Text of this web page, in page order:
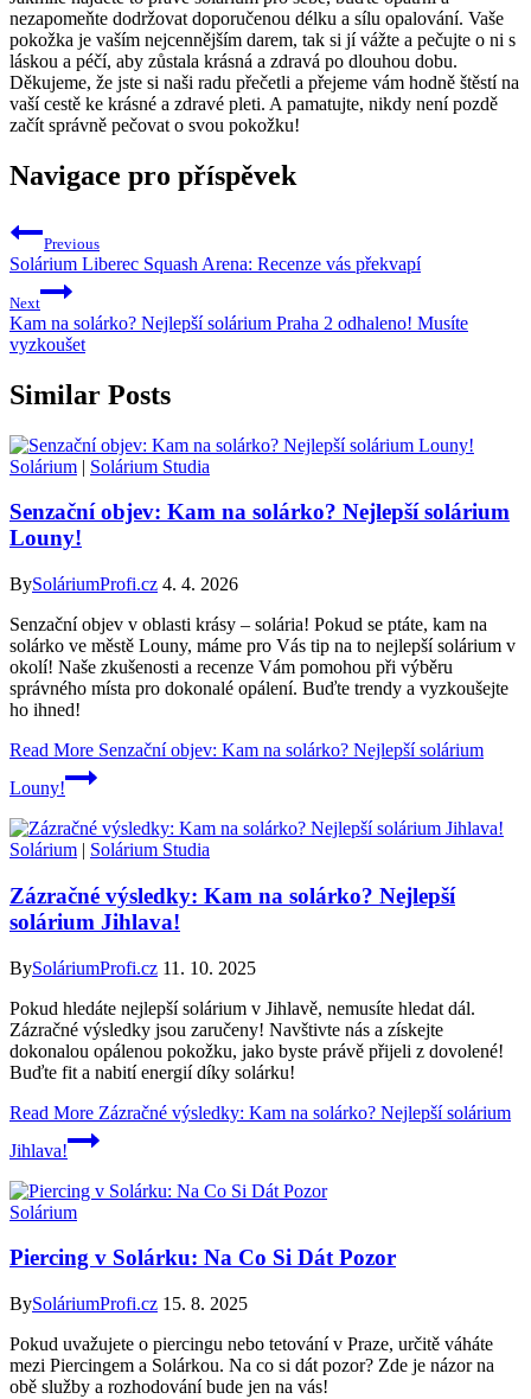
nezapomeňte dodržovat doporučenou délku a sílu opalování. Vaše
pokožka je vaším nejcennějším darem, tak si jí vážte a pečujte o ni s
láskou a péčí, aby zůstala krásná a zdravá po dlouhou dobu.
Děkujeme, že jste si naši radu přečetli a přejeme vám hodně štěstí na
vaší cestě ke krásné a zdravé pleti. A pamatujte, nikdy není pozdě
začít správně pečovat o svou pokožku!
Navigace pro příspěvek
Previous
Solárium Liberec Squash Arena: Recenze vás překvapí
Next
Kam na solárko? Nejlepší solárium Praha 2 odhaleno! Musíte
vyzkoušet
Similar Posts
Solárium | Solárium Studia
Senzační objev: Kam na solárko? Nejlepší solárium
Louny!
BySoláriumProfi.cz 4. 4. 2026
Senzační objev v oblasti krásy – solária! Pokud se ptáte, kam na
solárko ve městě Louny, máme pro Vás tip na to nejlepší solárium v
okolí! Naše zkušenosti a recenze Vám pomohou při výběru
správného místa pro dokonalé opálení. Buďte trendy a vyzkoušejte
ho ihned!
Read More Senzační objev: Kam na solárko? Nejlepší solárium
Louny!
Solárium | Solárium Studia
Zázračné výsledky: Kam na solárko? Nejlepší
solárium Jihlava!
BySoláriumProfi.cz 11. 10. 2025
Pokud hledáte nejlepší solárium v Jihlavě, nemusíte hledat dál.
Zázračné výsledky jsou zaručeny! Navštivte nás a získejte
dokonalou opálenou pokožku, jako byste právě přijeli z dovolené!
Buďte fit a nabití energií díky solárku!
Read More Zázračné výsledky: Kam na solárko? Nejlepší solárium
Jihlava!
Solárium
Piercing v Solárku: Na Co Si Dát Pozor
BySoláriumProfi.cz 15. 8. 2025
Pokud uvažujete o piercingu nebo tetování v Praze, určitě váháte
mezi Piercingem a Solárkou. Na co si dát pozor? Zde je názor na
obě služby a rozhodování bude jen na vás!